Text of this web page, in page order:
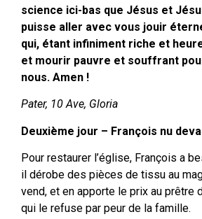
science ici-bas que Jésus et
puisse aller avec vous jouir
qui, étant infiniment riche et
et mourir pauvre et souffrant
nous. Amen !
Pater, 10 Ave, Gloria
Deuxième jour – François nu
Pour restaurer l’église, François a
il dérobe des pièces de tissu au
vend, et en apporte le prix au prêtre
qui le refuse par peur de la famille.